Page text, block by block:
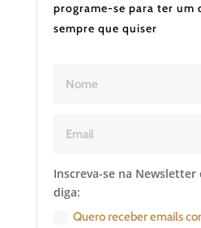
programe-se para ter um
sempre que quiser
Inscreva-se na Newsletter
diga:
Quero receber emails